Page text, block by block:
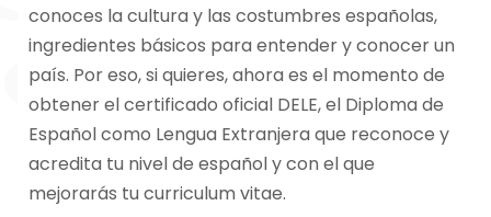
conoces la cultura y las costumbres españolas,
ingredientes básicos para entender y conocer un
país. Por eso, si quieres, ahora es el momento de
obtener el certificado oficial DELE, el Diploma de
Español como Lengua Extranjera que reconoce y
acredita tu nivel de español y con el que
mejorarás tu curriculum vitae.